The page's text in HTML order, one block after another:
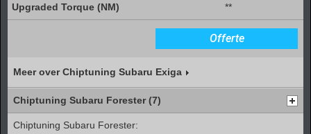
**
Offerte
Meer over Chiptuning Subaru Exiga
Chiptuning Subaru Forester (7)
Chiptuning Subaru Forester: